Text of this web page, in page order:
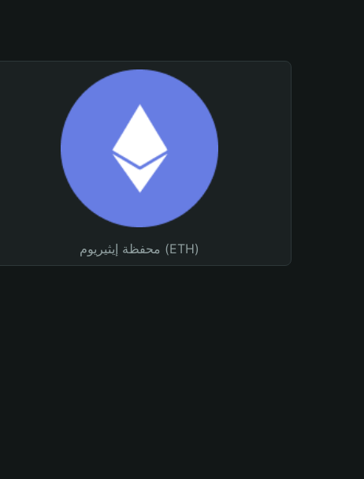
محفظة إيثيريوم (ETH)